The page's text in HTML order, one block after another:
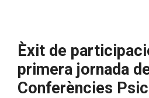
Èxit de
primera jornada
Conferències